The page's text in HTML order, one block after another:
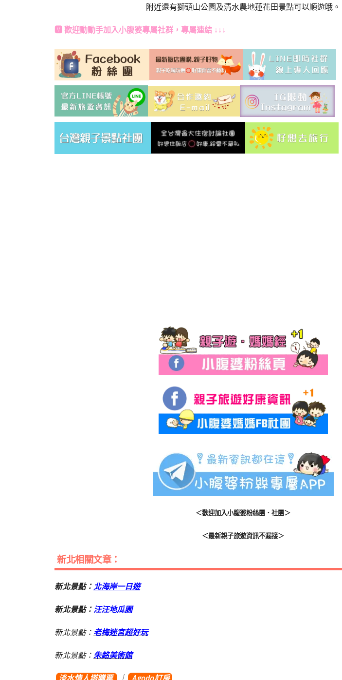
附近還有獅頭山公園及清水農地蓮花田景點可以順遊哦。
🆅 歡迎動動手加入小腹婆專屬社群 ，專屬連結 ↓↓↓
＜歡迎加入小腹婆粉絲團．社團＞
＜最新親子旅遊資訊不漏接＞
新北相關文章：
新北景點：北海岸一日遊
新北景點：汪汪地瓜園
新北景點： 老梅迷宮超好玩
新北景點：朱銘美術館